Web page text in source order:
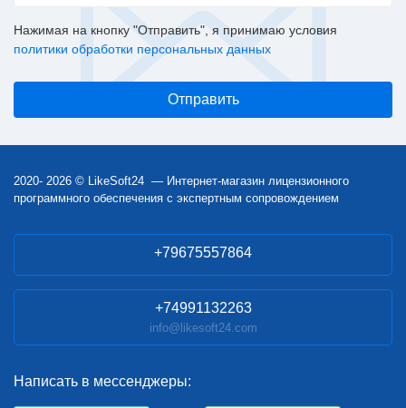
Нажимая на кнопку "Отправить", я принимаю условия
политики обработки персональных данных
2020- 2026 © LikeSoft24 — Интернет-магазин лицензионного
программного обеспечения с экспертным сопровождением
+79675557864
+74991132263
info@likesoft24.com
Написать в мессенджеры: